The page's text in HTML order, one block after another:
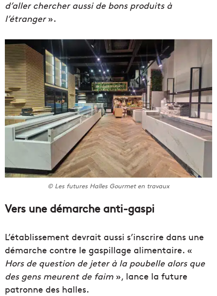
d’aller chercher aussi de bons produits à
l’étranger».
© Les futures Halles Gourmet en travaux
Vers une démarche anti-gaspi
L’établissement devrait aussi s’inscrire dans une
démarche contre le gaspillage alimentaire. «
Hors de question de jeter à la poubelle alors que
des gens meurent de faim », lance la future
patronne des halles.